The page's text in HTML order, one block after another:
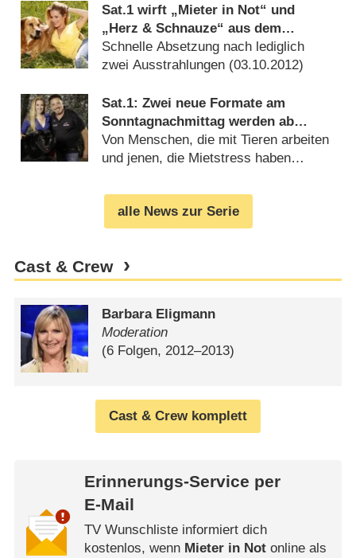
Sat.1 wirft „Mieter in Not“ und
„Herz & Schnauze“ aus dem
Programm
Schnelle Absetzung nach lediglich
zwei Ausstrahlungen (03.10.2012)
Sat.1: Zwei neue Formate am
Sonntagnachmittag werden ab
September gezeigt
Von Menschen, die mit Tieren arbeiten
und jenen, die Mietstress haben
alle News zur Serie
Cast & Crew
Barbara Eligmann
Moderation
(6 Folgen, 2012⁠–⁠2013)
Cast & Crew komplett
Erinnerungs-Service per
E-Mail
TV Wunschliste informiert dich
kostenlos, wenn Mieter in Notonline als